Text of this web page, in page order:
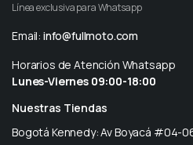
Línea exclusiva para Whatsapp
Email: info@fullmoto.com
Horarios de Atención Whatsapp
Lunes-Viernes 09:00-18:00
Nuestras Tiendas
Bogotá Kennedy: Av Boyacá #04-